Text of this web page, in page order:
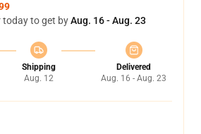
today to get byAug. 16 - Aug. 23
Shipping
Aug. 12
Delivered
Aug. 16 - Aug. 23